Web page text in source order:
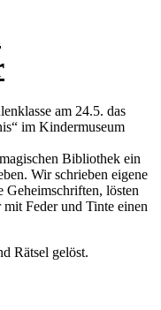
am 24.5. das
im Kindermuseum
Bibliothek ein
Wir schrieben eigene
Geheimschriften, lösten
Feder und Tinte einen
Rätsel gelöst.